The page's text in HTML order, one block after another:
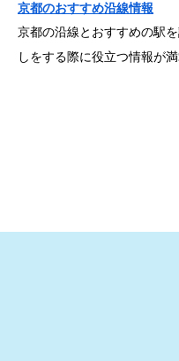
京都のおすすめ沿線情報
京都の沿線とおすすめの駅
しをする際に役立つ情報が満